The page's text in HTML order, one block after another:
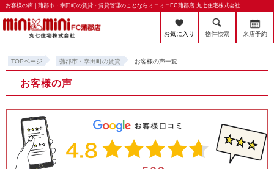
お客様の声 | 蒲郡市・幸田町の賃貸・賃貸管理のことならミニミニFC蒲郡店 丸七住宅株式会社
お気に入り 物件検索 来店予約
TOPページ 蒲郡市・幸田町の賃貸 お客様の声一覧
お客様の声